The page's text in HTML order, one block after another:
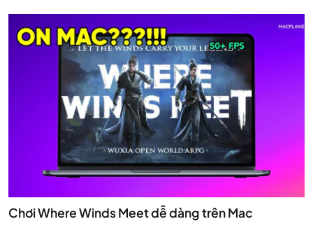
Chơi Where Winds Meet dễ dàng trên Mac